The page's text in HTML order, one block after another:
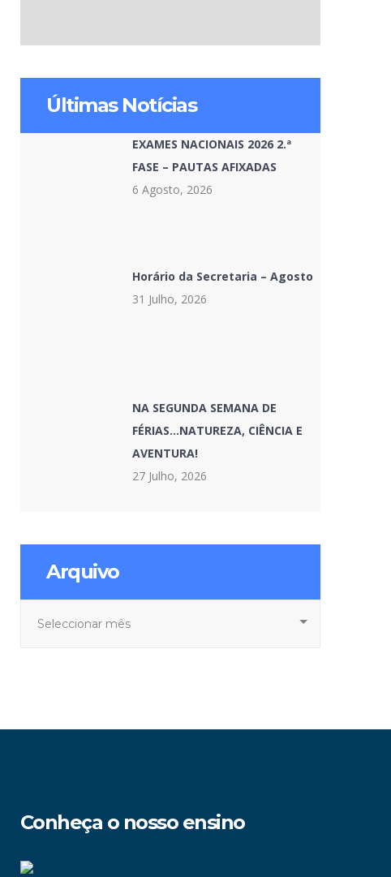
Últimas Notícias
EXAMES NACIONAIS 2026 2.ª
FASE – PAUTAS AFIXADAS
6 Agosto, 2026
Horário da Secretaria – Agosto
31 Julho, 2026
NA SEGUNDA SEMANA DE
FÉRIAS…NATUREZA, CIÊNCIA E
AVENTURA!
27 Julho, 2026
Arquivo
Conheça o nosso ensino